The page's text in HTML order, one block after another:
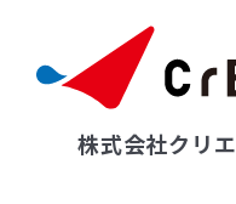
株式会社クリエ